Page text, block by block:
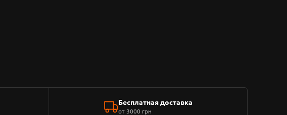
Бесплатная доставка
от 3000 грн